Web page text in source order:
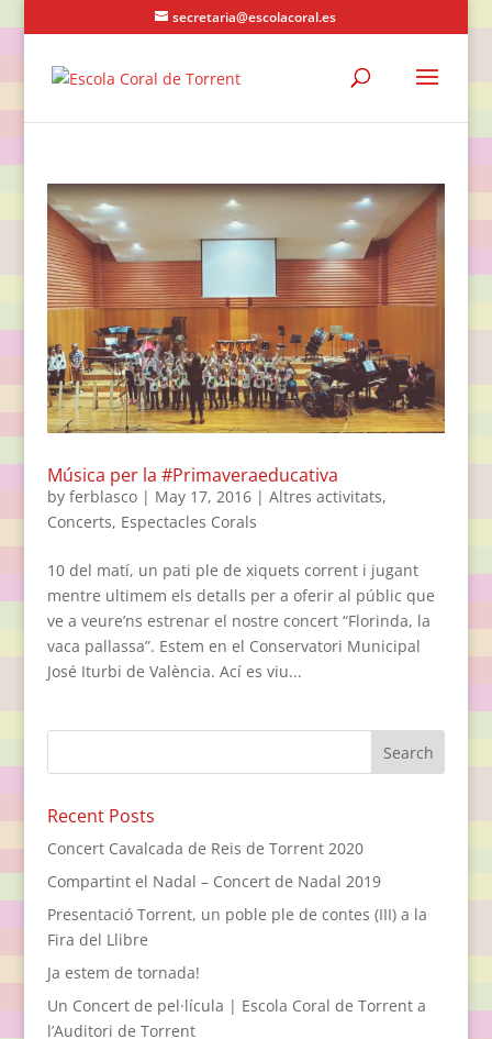
secretaria@escolacoral.es
Música per la #Primaveraeducativa
by ferblasco| May 17, 2016| Altres activitats,
Concerts, Espectacles Corals
10 del matí, un pati ple de xiquets corrent i jugant
mentre ultimem els detalls per a oferir al públic que
ve a veure’ns estrenar el nostre concert “Florinda, la
vaca pallassa”. Estem en el Conservatori Municipal
José Iturbi de València. Ací es viu...
Recent Posts
Concert Cavalcada de Reis de Torrent 2020
Compartint el Nadal – Concert de Nadal 2019
Presentació Torrent, un poble ple de contes (III) a la
Fira del Llibre
Ja estem de tornada!
Un Concert de pel·lícula | Escola Coral de Torrent a
l’Auditori de Torrent